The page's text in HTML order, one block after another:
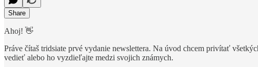
Share
Ahoj! 👋
Práve čítaš tridsiate prvé vydanie newslettera. Na úvod chcem privítať
vedieť alebo ho vyzdieľajte medzi svojich známych.